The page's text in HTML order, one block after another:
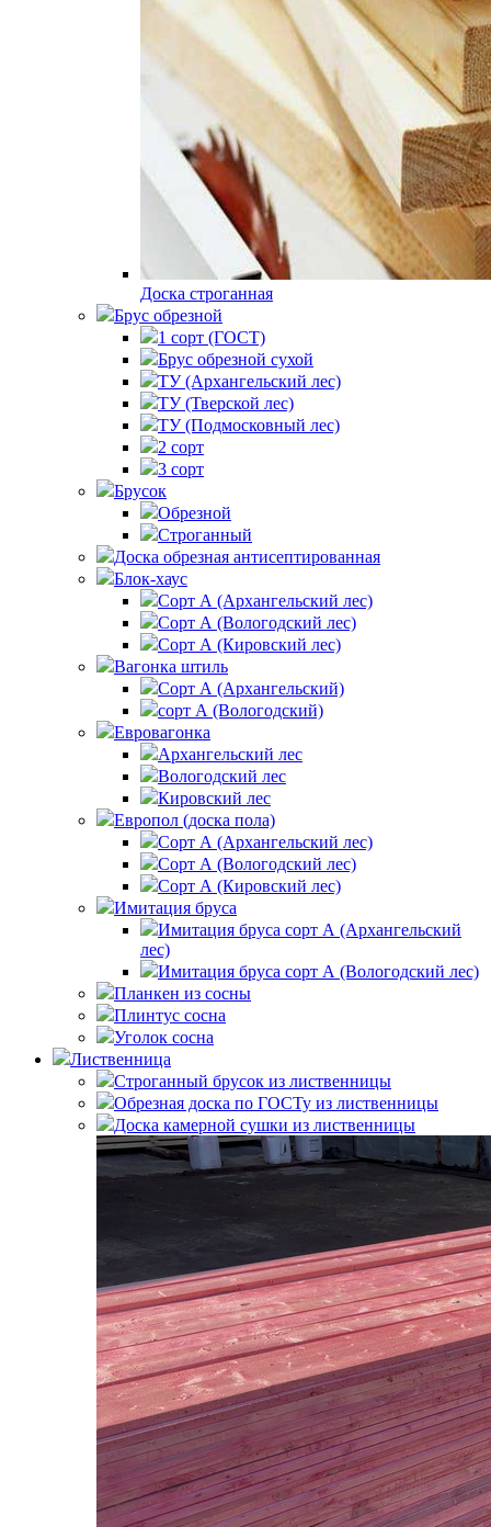
Доска строганная
Брус обрезной
1 сорт (ГОСТ)
Брус обрезной сухой
ТУ (Архангельский лес)
ТУ (Тверской лес)
ТУ (Подмосковный лес)
2 сорт
3 сорт
Брусок
Обрезной
Строганный
Доска обрезная антисептированная
Блок-хаус
Сорт А (Архангельский лес)
Сорт А (Вологодский лес)
Сорт А (Кировский лес)
Вагонка штиль
Сорт А (Архангельский)
сорт А (Вологодский)
Евровагонка
Архангельский лес
Вологодский лес
Кировский лес
Европол (доска пола)
Сорт А (Архангельский лес)‎
Сорт А (Вологодский лес)‎
Сорт А (Кировский лес)‎
Имитация бруса
Имитация бруса сорт А (Архангельский
лес)
Имитация бруса сорт А (Вологодский лес)
Планкен из сосны
Плинтус сосна
Уголок сосна
Лиственница
Строганный брусок из лиственницы
Обрезная доска по ГОСТу из лиственницы
Доска камерной сушки из лиственницы